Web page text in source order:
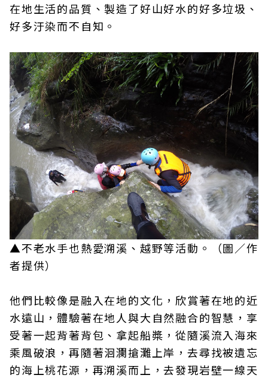
在地生活的品質、製造了好山好水的好多垃圾、
好多汙染而不自知。
▲不老水手也熱愛溯溪、越野等活動。（圖／作
者提供）
他們比較像是融入在地的文化，欣賞著在地的近
水遠山，體驗著在地人與大自然融合的智慧，享
受著一起背著背包、拿起船槳，從隨溪流入海來
乘風破浪，再隨著洄瀾搶灘上岸，去尋找被遺忘
的海上桃花源，再溯溪而上，去發現岩壁一線天